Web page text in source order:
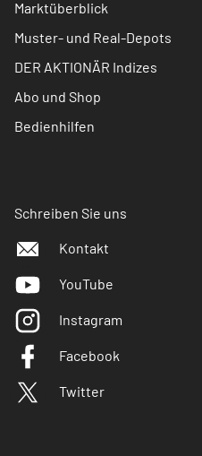
Marktüberblick
Muster- und Real-Depots
DER AKTIONÄR Indizes
Abo und Shop
Bedienhilfen
Schreiben Sie uns
Kontakt
YouTube
Instagram
Facebook
Twitter